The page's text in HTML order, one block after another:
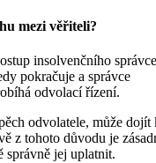
mezi věřiteli?
insolvenčního
pokračuje a správce
odvolací řízení.
odvolatele, může dojít
z tohoto důvodu je
správně jej uplatnit.